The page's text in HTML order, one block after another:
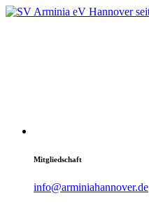
Mitgliedschaft
info@arminiahannover.de